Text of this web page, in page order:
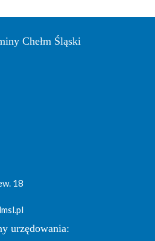
Chełm Śląski
18
urzędowania: